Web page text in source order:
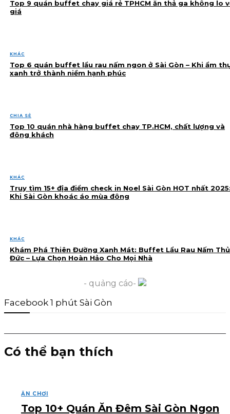
Top 9 quán buffet chay giá rẻ TPHCM ăn thả ga không lo
giá
KHÁC
Top 6 quán buffet lẩu rau nấm ngon ở Sài Gòn – Khi ẩm
xanh trở thành niềm hạnh phúc
CHIA SẺ
Top 10 quán nhà hàng buffet chay TP.HCM, chất lượng và
đông khách
KHÁC
Truy tìm 15+ địa điểm check in Noel Sài Gòn HOT nhất
Khi Sài Gòn khoác áo mùa đông
KHÁC
Khám Phá Thiên Đường Xanh Mát: Buffet Lẩu Rau Nấm Thủ
Đức – Lựa Chọn Hoàn Hảo Cho Mọi Nhà
- quảng cáo-
Facebook 1 phút Sài Gòn
Có thể bạn thích
ĂN CHƠI
Top 10+ Quán Ăn Đêm Sài Gòn Ngon